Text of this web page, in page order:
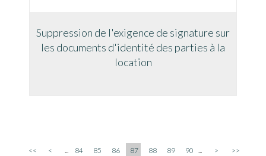
Suppression de l'exigence de signature sur
les documents d'identité des parties à la
location
<< < 84 85 86 87 88 89 90 > >>